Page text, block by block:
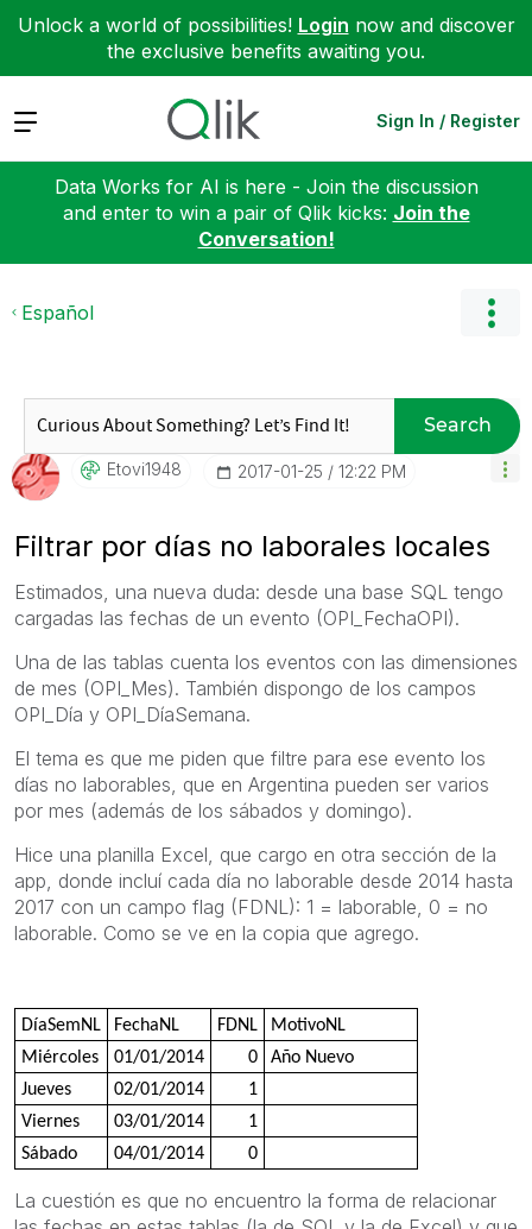
Unlock a world of possibilities! Login now and discover
the exclusive benefits awaiting you.
Expand Sign In / Register
Data Works for AI is here - Join the discussion
and enter to win a pair of Qlik kicks: Join the
Conversation!
Español
Search
Etovi1948 ‎2017-01-25 12:22 PM
Filtrar por días no laborales locales
Estimados, una nueva duda: desde una base SQL tengo
cargadas las fechas de un evento (OPI_FechaOPI).
Una de las tablas cuenta los eventos con las dimensiones
de mes (OPI_Mes). También dispongo de los campos
OPI_Día y OPI_DíaSemana.
El tema es que me piden que filtre para ese evento los
días no laborables, que en Argentina pueden ser varios
por mes (además de los sábados y domingo).
Hice una planilla Excel, que cargo en otra sección de la
app, donde incluí cada día no laborable desde 2014 hasta
2017 con un campo flag (FDNL): 1 = laborable, 0 = no
laborable. Como se ve en la copia que agrego.
DíaSemNL FechaNL FDNL
MotivoNL
Miércoles
01/01/2014 0
Año Nuevo
Jueves
02/01/2014
1
Viernes
03/01/2014
1
Sábado
04/01/2014 0
La cuestión es que no encuentro la forma de relacionar